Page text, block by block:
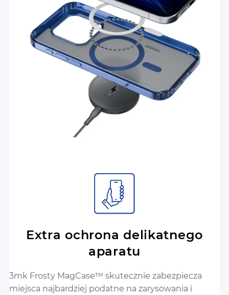
Extra ochrona delikatnego
aparatu
3mk Frosty MagCase™ skutecznie zabezpiecza
miejsca najbardziej podatne na zarysowania i